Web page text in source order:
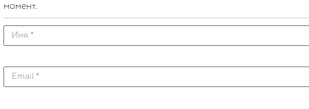
момент.